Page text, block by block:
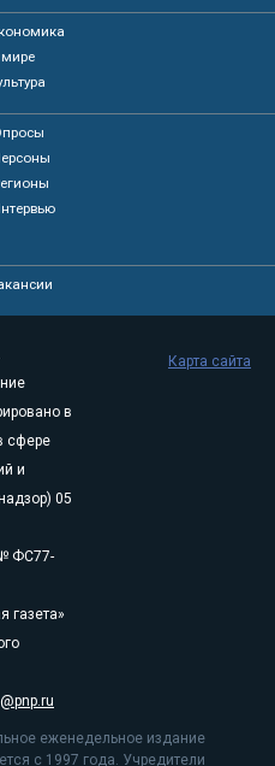
в
сфере
и
05
ФС77-
газета»
еженедельное издание
с 1997 года. Учредители
Карта сайта